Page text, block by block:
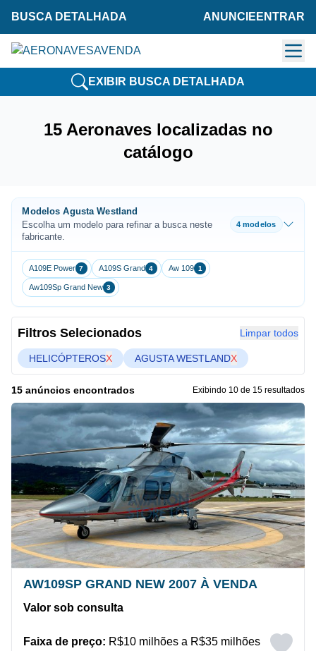
BUSCA DETALHADA ANUNCIE ENTRAR
EXIBIR BUSCA DETALHADA
15 Aeronaves localizadas no
catálogo
Modelos Agusta Westland
Escolha um modelo para refinar a busca neste
fabricante.
4 modelos
A109E Power 7 A109S Grand 4 Aw 109 1
Aw109Sp Grand New 3
Filtros Selecionados Limpar todos
HELICÓPTEROSX AGUSTA WESTLANDX
15 anúncios encontrados Exibindo 10 de 15 resultados
AW109SP GRAND NEW 2007 À VENDA
Valor sob consulta
Faixa de preço: R$10 milhões a R$35 milhões